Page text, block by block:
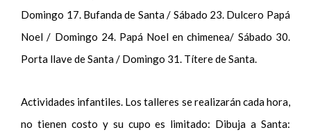
Domingo 17. Bufanda de Santa / Sábado 23. Dulcero Papá
Noel / Domingo 24. Papá Noel en chimenea/ Sábado 30.
Porta llave de Santa / Domingo 31. Títere de Santa.
Actividades infantiles. Los talleres se realizarán cada hora,
no tienen costo y su cupo es limitado: Dibuja a Santa: